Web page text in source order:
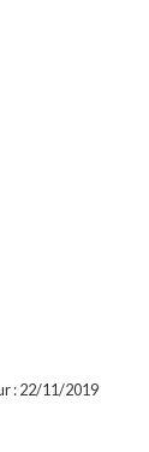
: 22/11/2019